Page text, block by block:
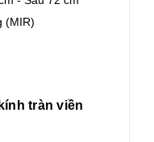
(MIR)
tràn viền